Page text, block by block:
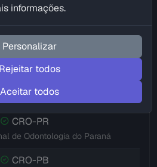
CRO-MT
CRO-MS
de Mato Grosso do Sul
Odontologia de Minas Gerais
CRO-PR
de Odontologia do Paraná
CRO-PB
informações.
Personalizar
Rejeitar todos
Aceitar todos